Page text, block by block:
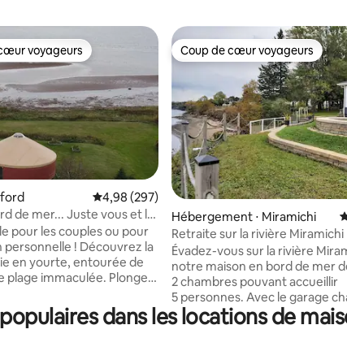
de 104 commentaires : 4,96 sur 5
voyageurs les plus appréciés
voyageurs
Évaluation moyenne sur la base de 297
4,98 (297)
de mer... Juste vous et la
pour les couples ou pour
! Découvrez la
en yourte, entourée de
plage immaculée. Plongez
eaux les plus chaudes
partez à la chasse
Coup de cœur voyageurs
Coup de cœur voyageurs
Hébergement ⋅ Miramichi
Retraite sur la rivière Miramichi
Évadez-vous sur la rivière
notre maison en bord de mer
2 chambres pouvant accueillir
5 personnes. Avec le garage
cette retraite peut accueillir
7 personnes. Avec une vue
dans les locations de